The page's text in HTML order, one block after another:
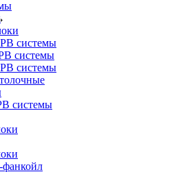
системы
системы
системы
системы